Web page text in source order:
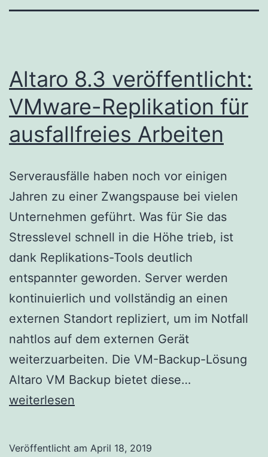
Altaro 8.3 veröffentlicht:
VMware-Replikation für
ausfallfreies Arbeiten
Serverausfälle haben noch vor einigen
Jahren zu einer Zwangspause bei vielen
Unternehmen geführt. Was für Sie das
Stresslevel schnell in die Höhe trieb, ist
dank Replikations-Tools deutlich
entspannter geworden. Server werden
kontinuierlich und vollständig an einen
externen Standort repliziert, um im Notfall
nahtlos auf dem externen Gerät
weiterzuarbeiten. Die VM-Backup-Lösung
Altaro VM Backup bietet diese…
weiterlesen
Veröffentlicht am April 18, 2019